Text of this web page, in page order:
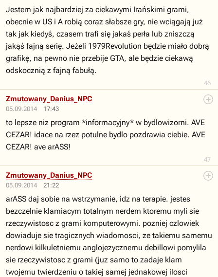
46
Jestem jak najbardziej za ciekawymi Irańskimi grami,
obecnie w US i A robią coraz słabsze gry, nie wciągają już
tak jak kiedyś, czasem trafi się jakaś perła lub zniszczą
jakąś fajną serię. Jeżeli 1979Revolution będzie miało dobrą
grafikę, na pewno nie przebije GTA, ale będzie ciekawą
odskocznią z fajną fabułą.
05.09.2014 17:43
47
Zmutowany_Danius_NPC
to lepsze niz program *informacyjny* w bydlowizorni. AVE
CEZAR! idace na rzez potulne bydlo pozdrawia ciebie. AVE
CEZAR! ave arASS!
05.09.2014 21:22
Zmutowany_Danius_NPC
arASS daj sobie na wstrzymanie, idz na terapie. jestes
bezczelnie klamiacym totalnym nerdem ktoremu myli sie
rzeczywistosc z grami komputerowymi. pozniej czlowiek
dowiaduje sie tragicznych wiadomosci, ze takiemu samemu
nerdowi kilkuletniemu anglojezycznemu debillowi pomylila
sie rzeczywistosc z grami (juz samo to zadaje klam
twojemu twierdzeniu o takiej samej jednakowej ilosci